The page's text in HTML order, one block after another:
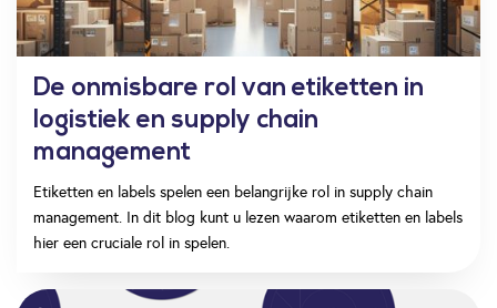
De onmisbare rol van etiketten in
logistiek en supply chain
management
Etiketten en labels spelen een belangrijke rol in supply chain
management. In dit blog kunt u lezen waarom etiketten en labels
hier een cruciale rol in spelen.